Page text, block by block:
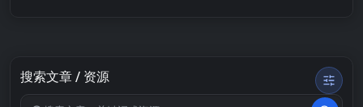
搜索文章 / 资源